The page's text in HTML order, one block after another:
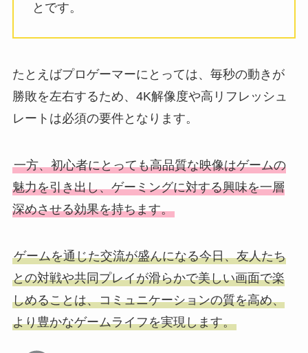
とです。
たとえばプロゲーマーにとっては、毎秒の動きが
勝敗を左右するため、4K解像度や高リフレッシュ
レートは必須の要件となります。
一方、初心者にとっても高品質な映像はゲームの
魅力を引き出し、ゲーミングに対する興味を一層
深めさせる効果を持ちます。
ゲームを通じた交流が盛んになる今日、友人たち
との対戦や共同プレイが滑らかで美しい画面で楽
しめることは、コミュニケーションの質を高め、
より豊かなゲームライフを実現します。